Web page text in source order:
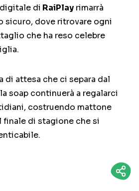
di RaiPlay rimarrà
sicuro, dove ritrovare ogni
che ha reso celebre
di attesa che ci separa dal
soap continuerà a regalarci
costruendo mattone
di stagione che si